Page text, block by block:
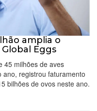
amplia o
Eggs
45 milhões de aves
registrou faturamento
bilhões de ovos neste ano.